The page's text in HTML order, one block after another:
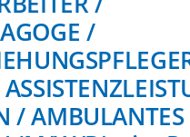
/
/ AMBULANTES